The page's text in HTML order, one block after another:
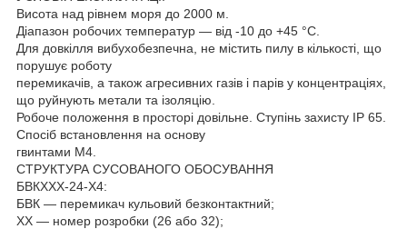
Висота над рівнем моря до 2000 м.
Діапазон робочих температур — від -10 до +45 °C.
Для довкілля вибухобезпечна, не містить пилу в кількості, що
порушує роботу
перемикачів, а також агресивних газів і парів у концентраціях,
що руйнують метали та ізоляцію.
Робоче положення в просторі довільне. Ступінь захисту IP 65.
Спосіб встановлення на основу
гвинтами М4.
СТРУКТУРА СУСОВАНОГО ОБОСУВАННЯ
БВКХХХ-24-Х4:
БВК — перемикач кульовий безконтактний;
XX — номер розробки (26 або 32);